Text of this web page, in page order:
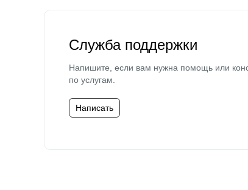
Служба поддержки
Напишите, если вам нужна помощь или
по услугам.
Написать